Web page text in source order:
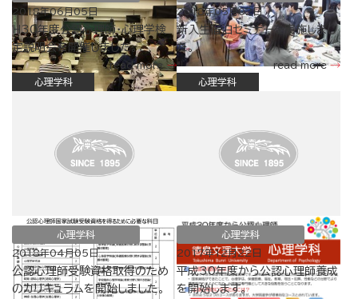
2018年06月05日
H30年度公認心理師・心理学検
定説明会を開催しました。
read more
2018年05月02日
新入生宿泊セミナーを実施しまし
た。
read more
心理学科
心理学科
2018年04月05日
公認心理師受験資格取得のため
のカリキュラムを開始しました。
心理学科
心理学科
2017年12月22日
平成30年度から公認心理師養成
を開始します。